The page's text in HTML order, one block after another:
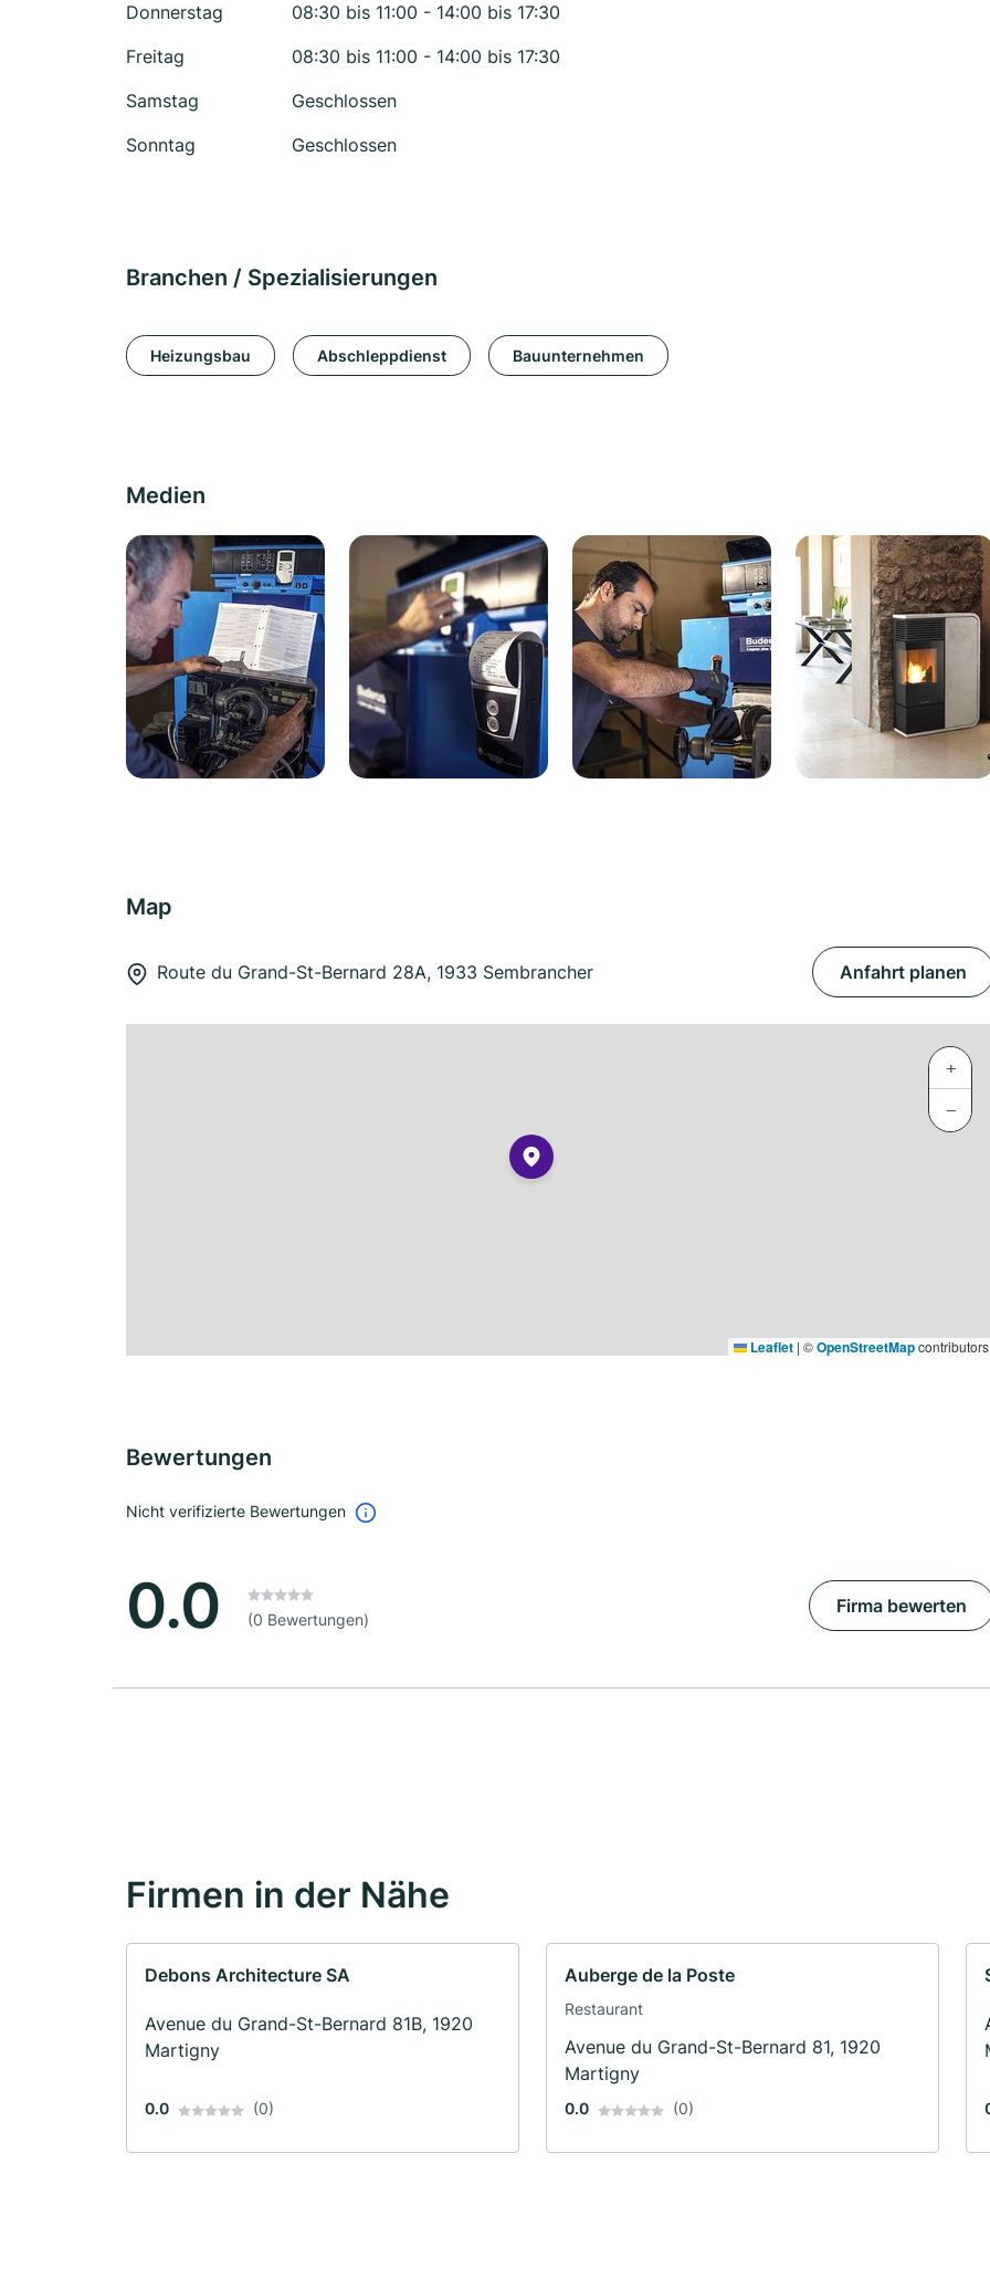
Donnerstag
08:30 bis 11:00 - 14:00 bis 17:30
Freitag
08:30 bis 11:00 - 14:00 bis 17:30
Samstag
Geschlossen
Sonntag
Geschlossen
Branchen / Spezialisierungen
Heizungsbau Abschleppdienst Bauunternehmen
Medien
Map
Route du Grand-St-Bernard 28A, 1933 Sembrancher Anfahrt planen
+
−
Leaflet | ©OpenStreetMapcontributors
Bewertungen
Nicht verifizierte Bewertungen
0.0 (0 Bewertungen)
Firma bewerten
Firmen in der Nähe
Debons Architecture SA
Avenue du Grand-St-Bernard 81B, 1920
Martigny
0.0 (0)
Auberge de la Poste
Restaurant
Avenue du Grand-St-Bernard 81, 1920
Martigny
0.0 (0)